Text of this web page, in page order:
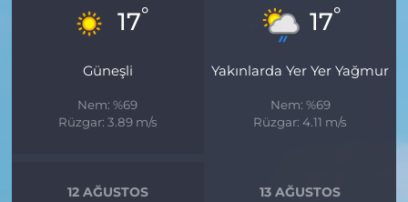
17°
Güneşli
Nem: %69
Rüzgar: 3.89 m/s
17°
Yakınlarda Yer Yer Yağmur
Nem: %69
Rüzgar: 4.11 m/s
12 AĞUSTOS
13 AĞUSTOS